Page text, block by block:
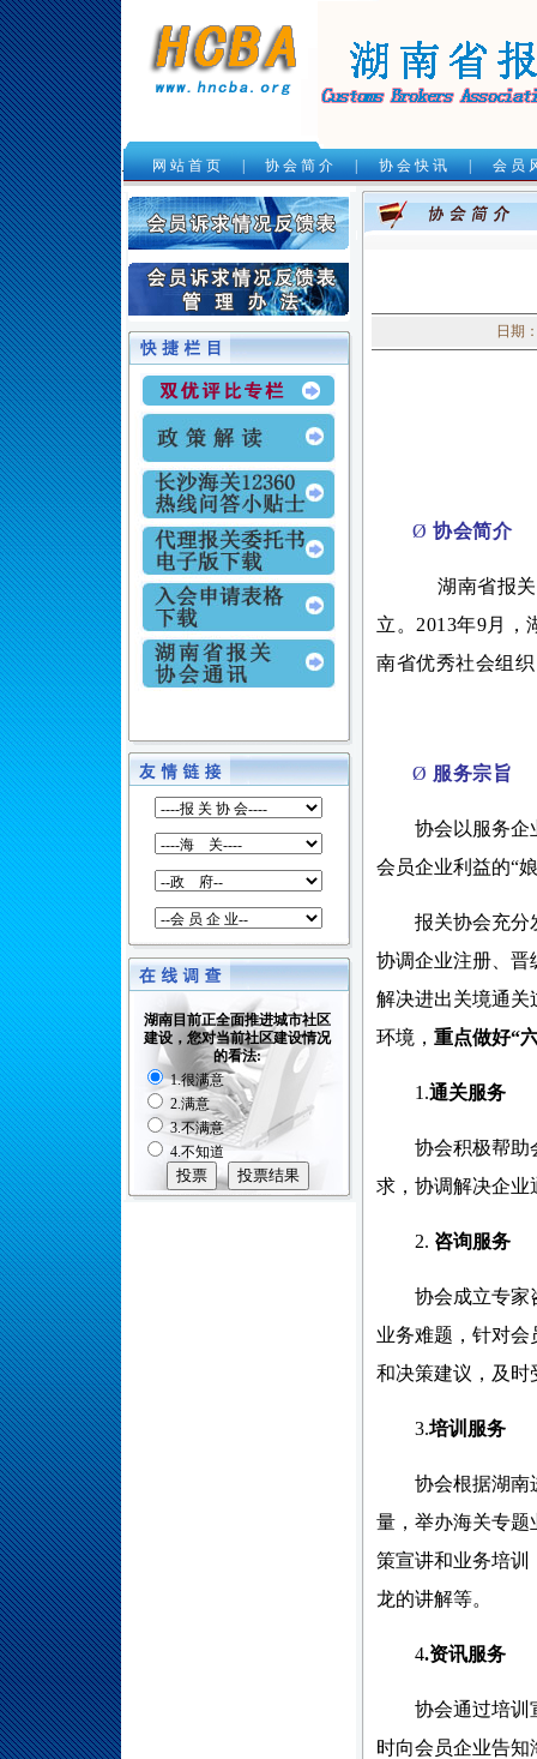
. 网 站 首 页 | 协 会 简 介 | 协 会 快 讯 | 会 员
湖南目前正全面推进城市社区
建设，您对当前社区建设情况
的看法:
1.很满意
2.满意
3.不满意
4.不知道
日期
Ø协会简介
湖南省报
立 。 2013年9月，
南省优秀社会组织
Ø 服务宗旨
协会以服务企
会员企业利益的“
报关协会充分
协调企业注册、晋
解决进出关境通关
环境， 重点做好“
1.通关服务
协会积极帮助
求，协调解决企业
2. 咨询服务
协会成立专家
业务难题 ， 针对会
和决策建议，及时
3.培训服务
协会根据湖南
量 ， 举办海关专题
策宣讲和业务培训
龙的讲解等。
4.资讯服务
协会通过培训
时向会员企业告